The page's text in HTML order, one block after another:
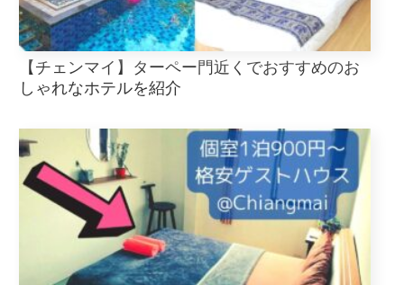
【チェンマイ】ターペー門近くでおすすめのお
しゃれなホテルを紹介